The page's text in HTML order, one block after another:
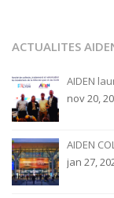
ACTUALITES
AIDEN
nov 20,
AIDEN
jan 27,